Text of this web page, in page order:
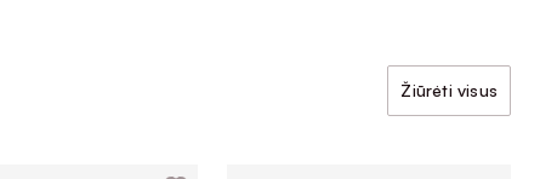
Žiūrėti visus